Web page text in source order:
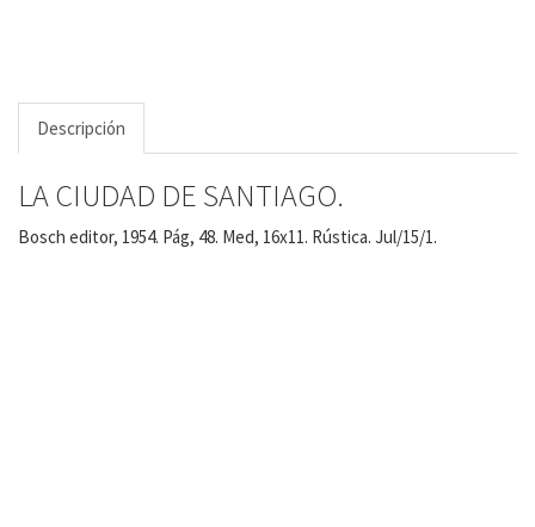
Descripción
LA CIUDAD DE SANTIAGO.
Bosch editor, 1954. Pág, 48. Med, 16x11. Rústica. Jul/15/1.